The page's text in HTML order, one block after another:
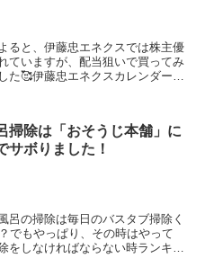
ると、伊藤忠エネクスでは株主優
ていますが、配当狙いで買ってみ
た🥰伊藤忠エネクスカレンダー
掃除は「おそうじ本舗」に
サボりました！
呂の掃除は毎日のバスタブ掃除く
でもやっぱり、その時はやって
をしなければならない時ランキン